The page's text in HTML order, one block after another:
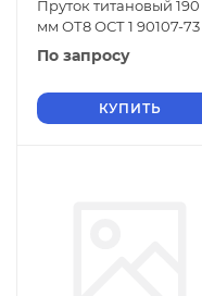
Пруток титановый 190
мм ОТ8 ОСТ 1 90107-73
По запросу
КУПИТЬ